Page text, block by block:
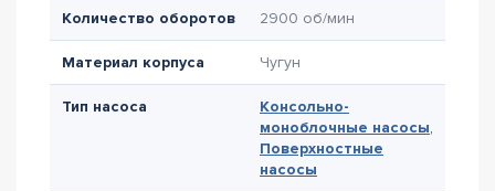
Количество оборотов 2900 об/мин
Материал корпуса Чугун
Тип насоса
Консольно-
моноблочные насосы,
Поверхностные
насосы